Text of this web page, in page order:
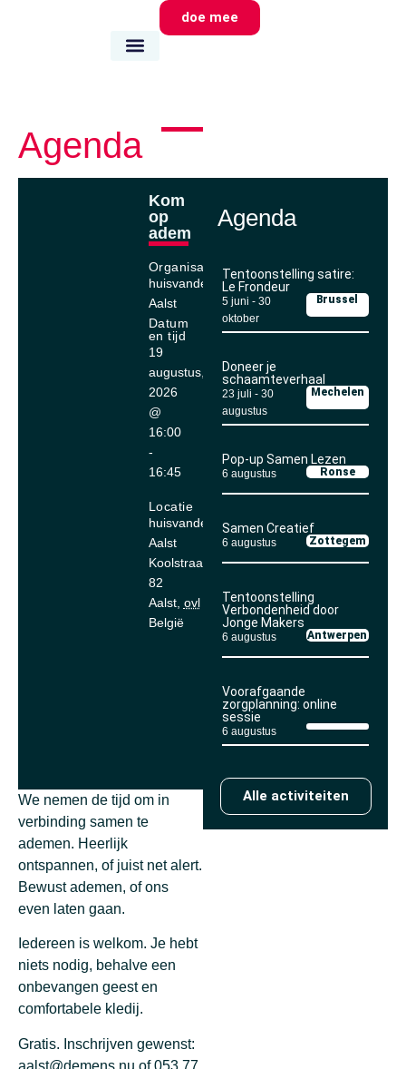
doe mee
Agenda
Kom
op
adem
Organisator
huisvandeMens
Aalst
Datum
en tijd
19
augustus,
2026
@
16:00
-
16:45
Locatie
huisvandeMens
Aalst
Koolstraat 80-
82
Aalst, ovl
9300
België
We nemen de tijd om in
verbinding samen te
ademen. Heerlijk
ontspannen, of juist net alert.
Bewust ademen, of ons
even laten gaan.
Iedereen is welkom. Je hebt
niets nodig, behalve een
onbevangen geest en
comfortabele kledij.
Gratis. Inschrijven gewenst:
aalst@demens.nu of 053 77
Agenda
Tentoonstelling satire:
Le Frondeur
5 juni - 30
oktober
Brussel
Doneer je
schaamteverhaal
23 juli - 30
augustus
Mechelen
Pop-up Samen Lezen
6 augustus Ronse
Samen Creatief
6 augustus Zottegem
Tentoonstelling
Verbondenheid door
Jonge Makers
6 augustus Antwerpen
Voorafgaande
zorgplanning: online
sessie
6 augustus
Alle activiteiten